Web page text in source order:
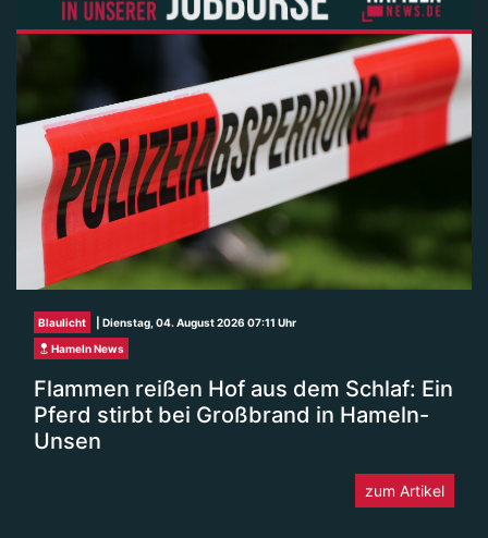
Blaulicht
| Dienstag, 04. August 2026 07:11 Uhr
Hameln News
Flammen reißen Hof aus dem Schlaf: Ein
Pferd stirbt bei Großbrand in Hameln-
Unsen
zum Artikel